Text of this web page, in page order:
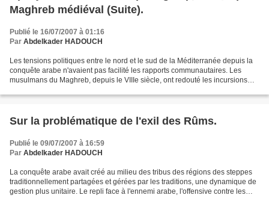
Maghreb médiéval (Suite).
Publié le 16/07/2007 à 01:16
Par Abdelkader HADOUCH
Les tensions politiques entre le nord et le sud de la Méditerranée depuis la
conquête arabe n'avaient pas facilité les rapports communautaires. Les
musulmans du Maghreb, depuis le VIIIe siècle, ont redouté les incursions
Sur la problématique de l'exil des Rûms.
Publié le 09/07/2007 à 16:59
Par Abdelkader HADOUCH
La conquête arabe avait créé au milieu des tribus des régions des steppes
traditionnellement partagées et gérées par les traditions, une dynamique de
gestion plus unitaire. Le repli face à l'ennemi arabe, l'offensive contre les